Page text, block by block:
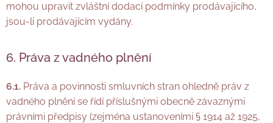
mohou upravit zvláštní dodací podmínky prodávajícího,
jsou-li prodávajícím vydány.
6. Práva z vadného plnění
6.1. Práva a povinnosti smluvních stran ohledně práv z
vadného plnění se řídí příslušnými obecně závaznými
právními předpisy (zejména ustanoveními § 1914 až 1925,